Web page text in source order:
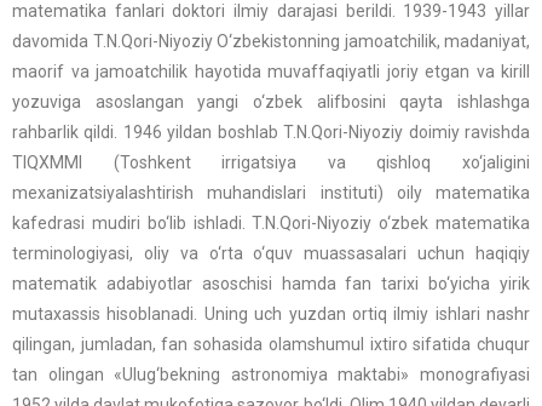
matematika fanlari doktori ilmiy darajasi berildi. 1939-1943 yillar
davomida T.N.Qori-Niyoziy O‘zbekistonning jamoatchilik, madaniyat,
maorif va jamoatchilik hayotida muvaffaqiyatli joriy etgan va kirill
yozuviga asoslangan yangi o‘zbek alifbosini qayta ishlashga
rahbarlik qildi. 1946 yildan boshlab T.N.Qori-Niyoziy doimiy ravishda
TIQXMMI (Toshkent irrigatsiya va qishloq xo‘jaligini
mexanizatsiyalashtirish muhandislari instituti) oily matematika
kafedrasi mudiri bo‘lib ishladi. T.N.Qori-Niyoziy o‘zbek matematika
terminologiyasi, oliy va o‘rta o‘quv muassasalari uchun haqiqiy
matematik adabiyotlar asoschisi hamda fan tarixi bo‘yicha yirik
mutaxassis hisoblanadi. Uning uch yuzdan ortiq ilmiy ishlari nashr
qilingan, jumladan, fan sohasida olamshumul ixtiro sifatida chuqur
tan olingan «Ulug‘bekning astronomiya maktabi» monografiyasi